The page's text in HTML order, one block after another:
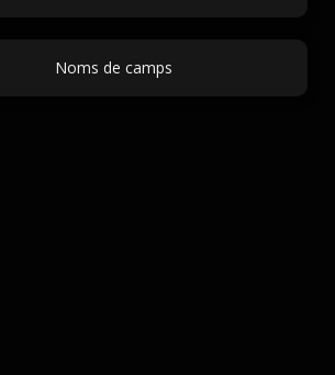
Noms de camps